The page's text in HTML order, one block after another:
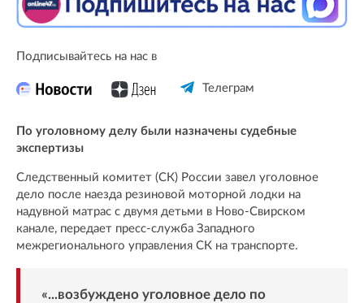
Подписывайтесь на нас в
Телеграм
По уголовному делу были назначены судебные
экспертизы
Следственный комитет (СК) России завел уголовное
дело после наезда резиновой моторной лодки на
надувной матрас с двумя детьми в Ново-Свирском
канале, передает пресс-служба Западного
межрегионального управления СК на транспорте.
«...возбуждено уголовное дело по